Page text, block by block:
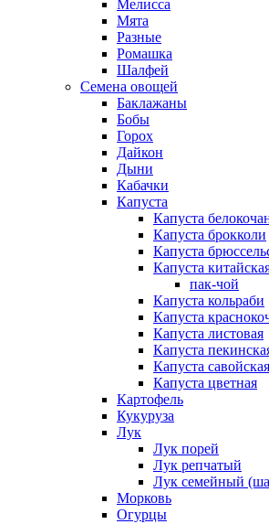
Мелисса
Мята
Разные
Ромашка
Шалфей
Семена овощей
Баклажаны
Бобы
Горох
Дайкон
Дыни
Кабачки
Капуста
Капуста
Капуста брокколи
Капуста
Капуста
пак-чой
Капуста кольраби
Капуста
Капуста листовая
Капуста
Капуста савойская
Капуста цветная
Картофель
Кукуруза
Лук
Лук порей
Лук репчатый
Лук семейный
Морковь
Огурцы